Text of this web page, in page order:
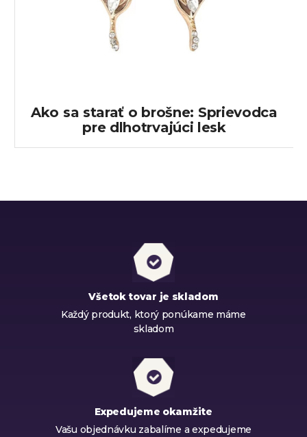
Ako sa starať o brošne: Sprievodca
pre dlhotrvajúci lesk
Všetok tovar je skladom
Každý produkt, ktorý ponúkame máme
skladom
Expedujeme okamžite
Vašu objednávku zabalíme a expedujeme